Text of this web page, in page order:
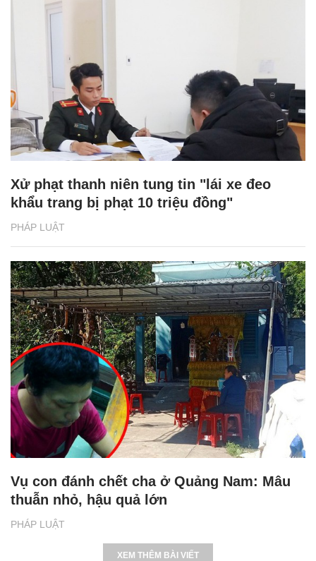
PHÁP LUẬT
Xử phạt thanh niên tung tin "lái xe đeo
khẩu trang bị phạt 10 triệu đồng"
PHÁP LUẬT
Vụ con đánh chết cha ở Quảng Nam: Mâu
thuẫn nhỏ, hậu quả lớn
XEM THÊM BÀI VIẾT